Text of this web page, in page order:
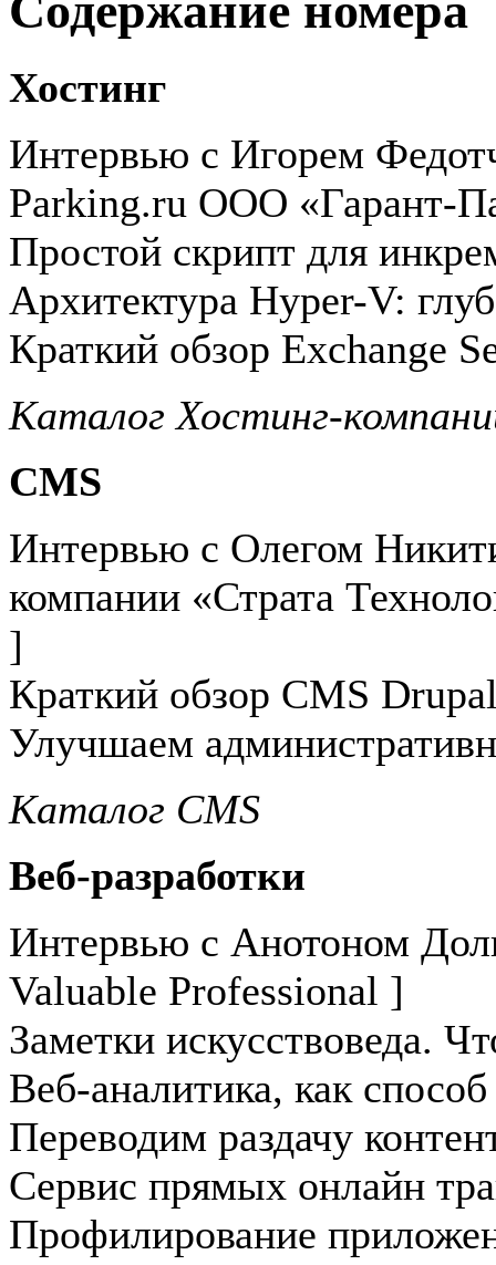
Хостинг
Интервью с Игорем
Parking.ru ООО «Гарант-
Простой скрипт для
Архитектура Hyper-V:
Краткий обзор Exchange
Каталог Хостинг-
CMS
Интервью с Олегом
компании «Страта
]
Краткий обзор CMS
Улучшаем
Каталог CMS
Веб-разработки
Интервью с Анотоном
Valuable Professional ]
Заметки искусствоведа.
Веб-аналитика, как
Переводим раздачу
Сервис прямых онлайн
Профилирование